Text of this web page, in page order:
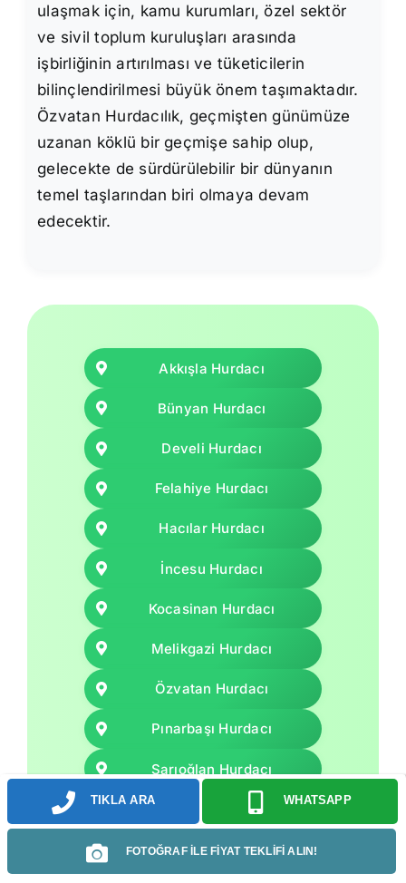
ulaşmak için, kamu kurumları, özel sektör
ve sivil toplum kuruluşları arasında
işbirliğinin artırılması ve tüketicilerin
bilinçlendirilmesi büyük önem taşımaktadır.
Özvatan Hurdacılık, geçmişten günümüze
uzanan köklü bir geçmişe sahip olup,
gelecekte de sürdürülebilir bir dünyanın
temel taşlarından biri olmaya devam
edecektir.
Akkışla Hurdacı
Bünyan Hurdacı
Develi Hurdacı
Felahiye Hurdacı
Hacılar Hurdacı
İncesu Hurdacı
Kocasinan Hurdacı
Melikgazi Hurdacı
Özvatan Hurdacı
Pınarbaşı Hurdacı
Sarıoğlan Hurdacı
Sarız Hurdacı
Talas Hurdacı
TIKLA ARA WHATSAPP
FOTOĞRAF İLE FİYAT TEKLİFİ ALIN!